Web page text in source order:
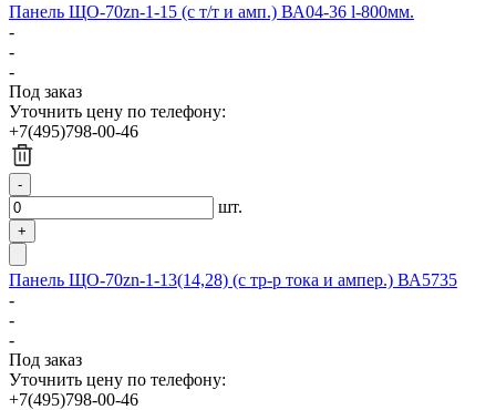
Панель ЩО-70zn-1-15 (с т/т и амп.) ВА04-36 l-800мм.
-
-
-
Под заказ
Уточнить цену по телефону:
+7(495)798-00-46
шт.
Панель ЩО-70zn-1-13(14,28) (с тр-р тока и ампер.) ВА5735
-
-
-
Под заказ
Уточнить цену по телефону:
+7(495)798-00-46